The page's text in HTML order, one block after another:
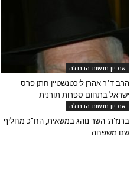
ארכיון חדשות הברנז'ה
הרב ד"ר אהרן ליכטנשטיין חתן פרס
ישראל בתחום ספרות תורנית
ארכיון חדשות הברנז'ה
ברנז'ה: השר נוהג במשאית, הח"כ מחליף
שם משפחה